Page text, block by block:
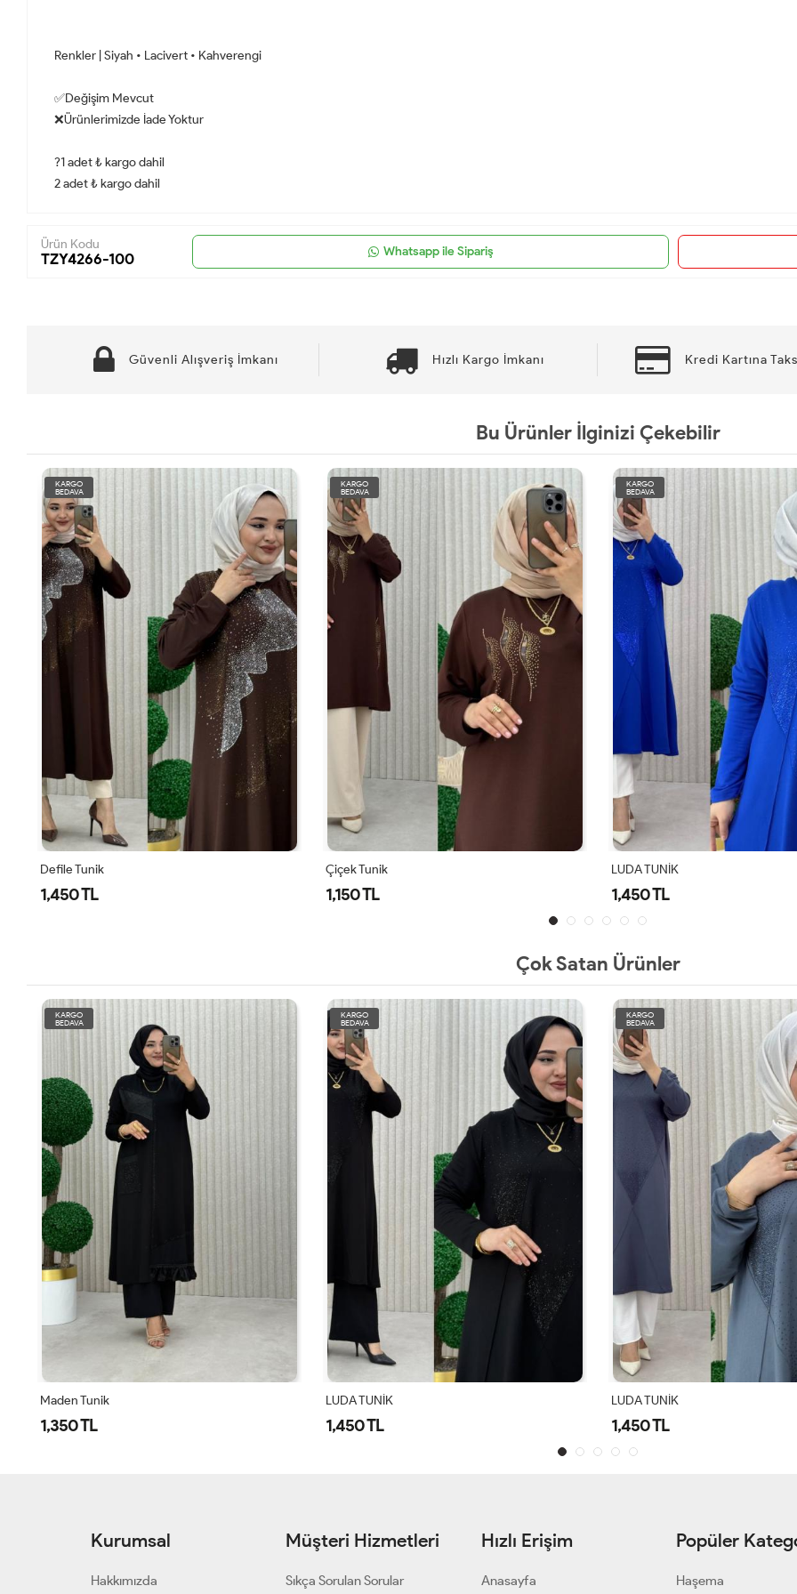
Renkler | Siyah • Lacivert • Kahverengi
✅Değişim Mevcut
❌Ürünlerimizde İade Yoktur
?1 adet ₺ kargo dahil
2 adet ₺ kargo dahil
Ürün Kodu
TZY4266-100 Whatsapp ile Sipariş
Güvenli Alışveriş İmkanı Hızlı Kargo İmkanı Kredi Kartına
Bu Ürünler İlginizi Çekebilir
KARGO
BEDAVA
Çiçek Tunik
1,150 TL
KARGO
BEDAVA
LUDA TUNİK
1,450 TL
KARGO
BEDAVA
Defile Tunik
1,450 TL
Çok Satan Ürünler
KARGO
BEDAVA
LUDA TUNİK
1,450 TL
KARGO
BEDAVA
LUDA TUNİK
1,450 TL
KARGO
BEDAVA
LUDA TUNİK
1,450 TL
Kurumsal
Hakkımızda
Müşteri Hizmetleri
Sıkça Sorulan Sorular
Hızlı Erişim
Anasayfa
Popüler
Haşema